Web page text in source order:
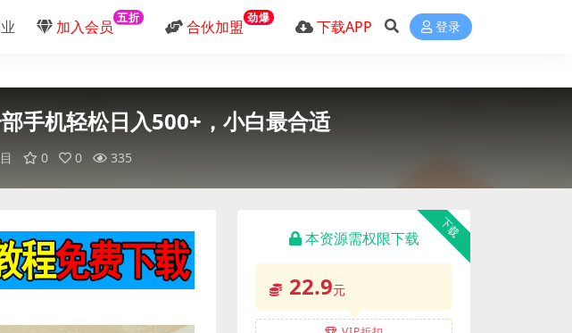
加入会员 五折 合伙加盟 劲爆 下载APP 登录
手机轻松日入500+，小白最合适
0 0 335
下载
本资源需权限下载
22.9元